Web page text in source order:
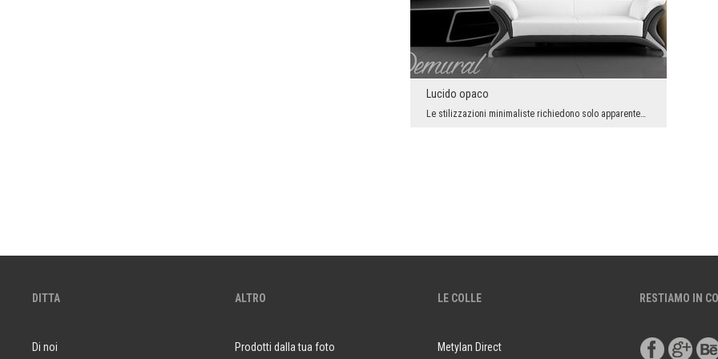
Lucido opaco
Le stilizzazioni minimaliste richiedono solo apparentemente meno lavoro degli arrangiamenti - dic...
DITTA
Di noi
ALTRO
Prodotti dalla tua foto
LE COLLE
Metylan Direct
RESTIAMO IN